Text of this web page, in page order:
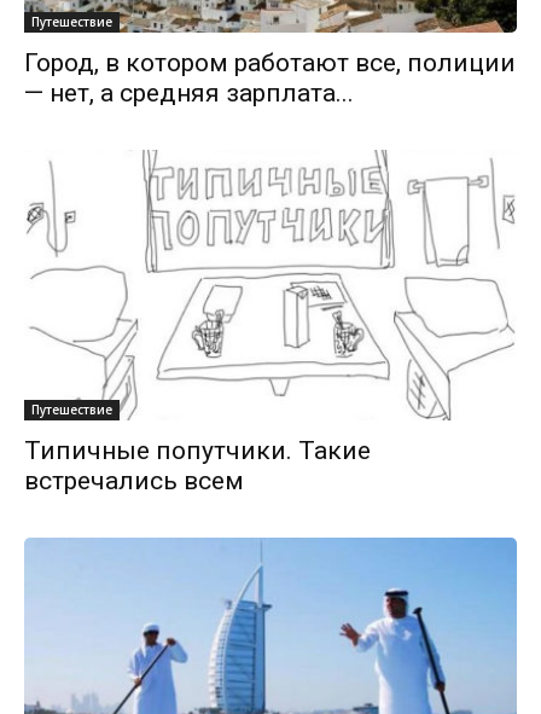
Путешествие
Город, в котором работают все, полиции
— нет, а средняя зарплата...
Путешествие
Типичные попутчики. Такие
встречались всем